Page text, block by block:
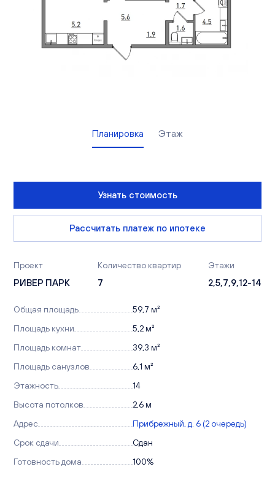
Офисы продаж
Планировка Этаж
Узнать стоимость
Рассчитать платеж по ипотеке
Проект
РИВЕР ПАРК
Количество квартир
7
Этажи
2,5,7,9,12-14
Общая площадь
59,7 м²
Площадь кухни
5,2 м²
Площадь комнат
39,3 м²
Площадь санузлов
6,1 м²
Этажность
14
Высота потолков
2,6 м
Адрес
Прибрежный, д. 6 (2 очередь)
Срок сдачи
Сдан
Готовность дома
100%